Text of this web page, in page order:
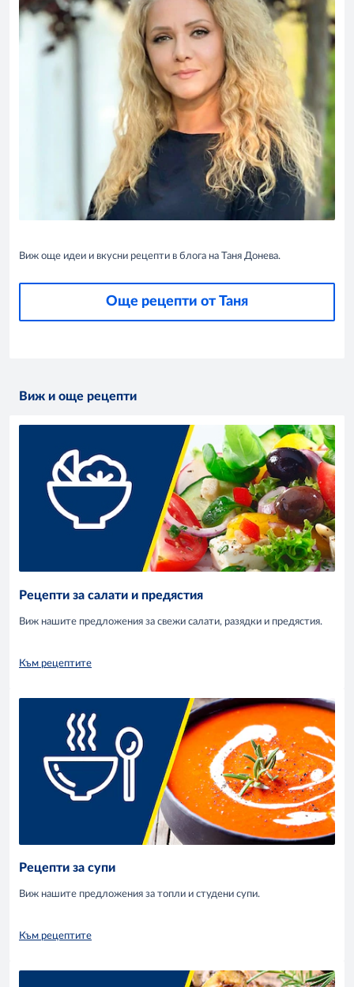
Виж още идеи и вкусни рецепти в блога на Таня Донева.
Още рецепти от Таня
Виж и още рецепти
Рецепти за салати и предястия
Виж нашите предложения за свежи салати, разядки и предястия.
Към рецептите
Рецепти за супи
Виж нашите предложения за топли и студени супи.
Към рецептите